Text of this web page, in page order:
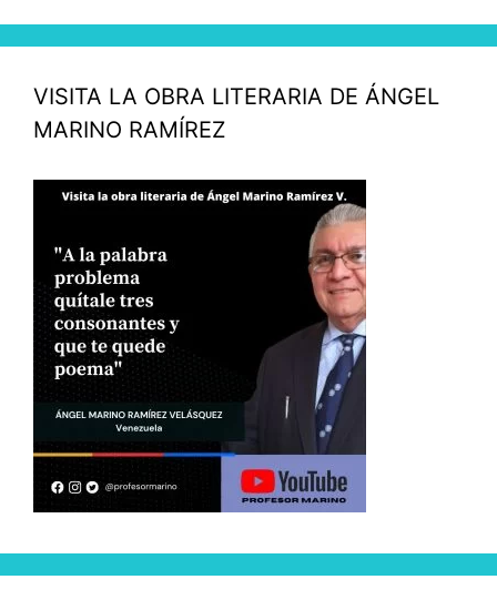
VISITA LA OBRA LITERARIA DE ÁNGEL
MARINO RAMÍREZ